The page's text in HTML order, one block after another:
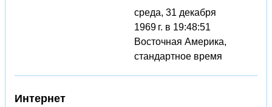
среда, 31 декабря
1969 г. в 19:48:51
Восточная Америка,
стандартное время
Интернет